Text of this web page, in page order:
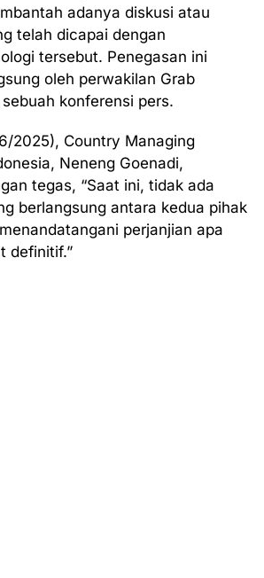
adanya diskusi atau
telah dicapai dengan
tersebut. Penegasan ini
oleh perwakilan Grab
konferensi pers.
2025), Country Managing
Neneng Goenadi,
tegas, “Saat ini, tidak ada
berlangsung antara kedua pihak
perjanjian apa
definitif.”